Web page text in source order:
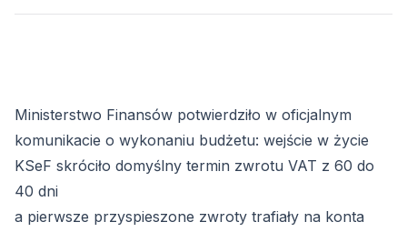
Ministerstwo Finansów potwierdziło w oficjalnym
komunikacie o wykonaniu budżetu: wejście w życie
KSeF skróciło domyślny termin zwrotu VAT z 60 do
40 dni
a pierwsze przyspieszone zwroty trafiały na konta